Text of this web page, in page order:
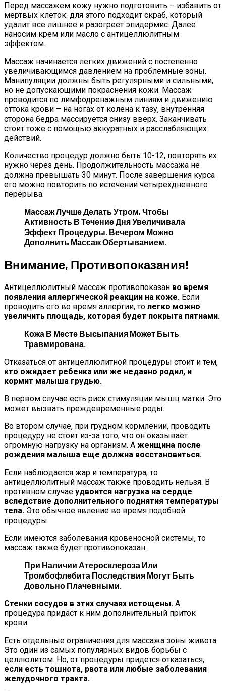
Перед массажем кожу нужно подготовить – избавить от
мертвых клеток: для этого подходит скраб, который
удалит все лишнее и разогреет эпидермис. Далее
наносим крем или масло с антицеллюлитным
эффектом.
Массаж начинается легких движений с постепенно
увеличивающимся давлением на проблемные зоны.
Манипуляции должны быть регулярными и сильными,
но не допускающими покраснения кожи. Массаж
проводится по лимфодренажным линиям и движению
оттока крови – на ногах от колена к тазу, внутренняя
сторона бедра массируется снизу вверх. Заканчивать
стоит тоже с помощью аккуратных и расслабляющих
действий.
Количество процедур должно быть 10-12, повторять их
нужно через день. Продолжительность массажа не
должна превышать 30 минут. После завершения курса
его можно повторить по истечении четырехдневного
перерыва.
Массаж Лучше Делать Утром, Чтобы
Активность В Течение Дня Увеличивала
Эффект Процедуры. Вечером Можно
Дополнить Массаж Обертыванием.
Внимание, Противопоказания!
Антицеллюлитный массаж противопоказан во время
появления аллергической реакции на коже. Если
проводить его во время аллергии, то легко можно
увеличить площадь, которая будет покрыта пятнами.
Кожа В Месте Высыпания Может Быть
Травмирована.
Отказаться от антицеллюлитной процедуры стоит и тем,
кто ожидает ребенка или же недавно родил, и
кормит малыша грудью.
В первом случае есть риск стимуляции мышц матки. Это
может вызвать преждевременные роды.
Во втором случае, при грудном кормлении, проводить
процедуру не стоит из-за того, что он оказывает
огромную нагрузку на организм. А женщина после
рождения малыша еще должна восстановиться.
Если наблюдается жар и температура, то
антицеллюлитный массаж также проводить нельзя. В
противном случае удвоится нагрузка на сердце
вследствие дополнительного поднятия температуры
тела. Это обычное явление во время подобной
процедуры.
Если имеются заболевания кровеносной системы, то
массаж также будет противопоказан.
При Наличии Атеросклероза Или
Тромбофлебита Последствия Могут Быть
Довольно Плачевными.
Стенки сосудов в этих случаях истощены. А
процедура придаст к ним дополнительный приток
крови.
Есть отдельные ограничения для массажа зоны живота.
Это один из самых популярных видов борьбы с
целлюлитом. Но, от процедуры придется отказаться,
если есть тошнота, рвота или любые заболевания
желудочного тракта.